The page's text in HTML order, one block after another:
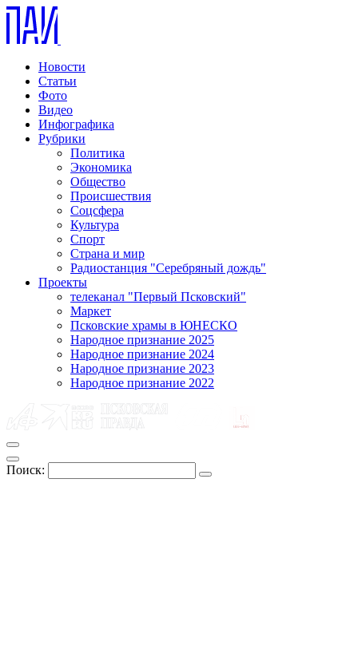
Новости
Статьи
Фото
Видео
Инфографика
Рубрики
Политика
Экономика
Общество
Происшествия
Соцсфера
Культура
Спорт
Страна и мир
Радиостанция "Серебряный дождь"
Проекты
телеканал "Первый Псковский"
Маркет
Псковские храмы в ЮНЕСКО
Народное признание 2025
Народное признание 2024
Народное признание 2023
Народное признание 2022
Поиск: